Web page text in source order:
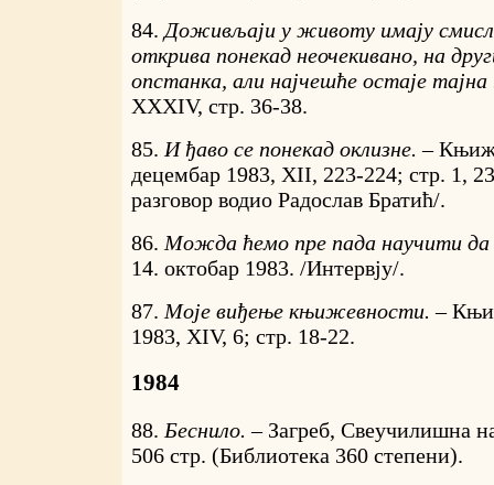
84. Доживљаји у животу имају
открива понекад неочекивано, на
опстанка, али најчешће остаје
XXXIV, стр. 36-38.
85. И ђаво се понекад оклизне. –
децембар 1983, XII, 223-224; стр. 1,
разговор водио Радослав Братић/.
86. Можда ћемо пре пада научити
14. октобар 1983. /Интервју/.
87. Моје виђење књижевности. –
1983, XIV, 6; стр. 18-22.
1984
88. Беснило. – Загреб, Свеучилишна
506 стр. (Библиотека 360 степени).